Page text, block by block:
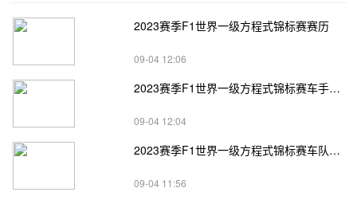
2023赛季F1世界一级方程式锦标赛赛历
09-04 12:06
2023赛季F1世界一级方程式锦标赛车手积分榜
09-04 12:04
2023赛季F1世界一级方程式锦标赛车队积分榜
09-04 11:56